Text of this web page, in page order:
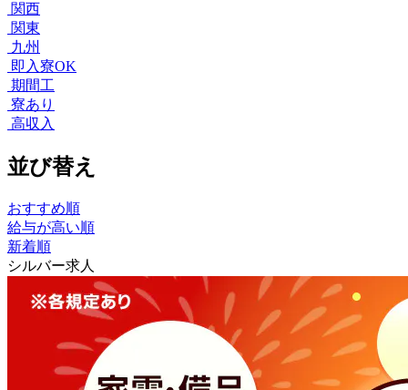
関西
関東
九州
即入寮OK
期間工
寮あり
高収入
並び替え
おすすめ順
給与が高い順
新着順
シルバー求人